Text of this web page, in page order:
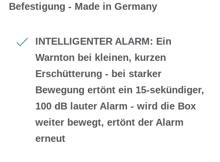
Befestigung - Made in Germany
INTELLIGENTER ALARM: Ein
Warnton bei kleinen, kurzen
Erschütterung - bei starker
Bewegung ertönt ein 15-sekündiger,
100 dB lauter Alarm - wird die Box
weiter bewegt, ertönt der Alarm
erneut